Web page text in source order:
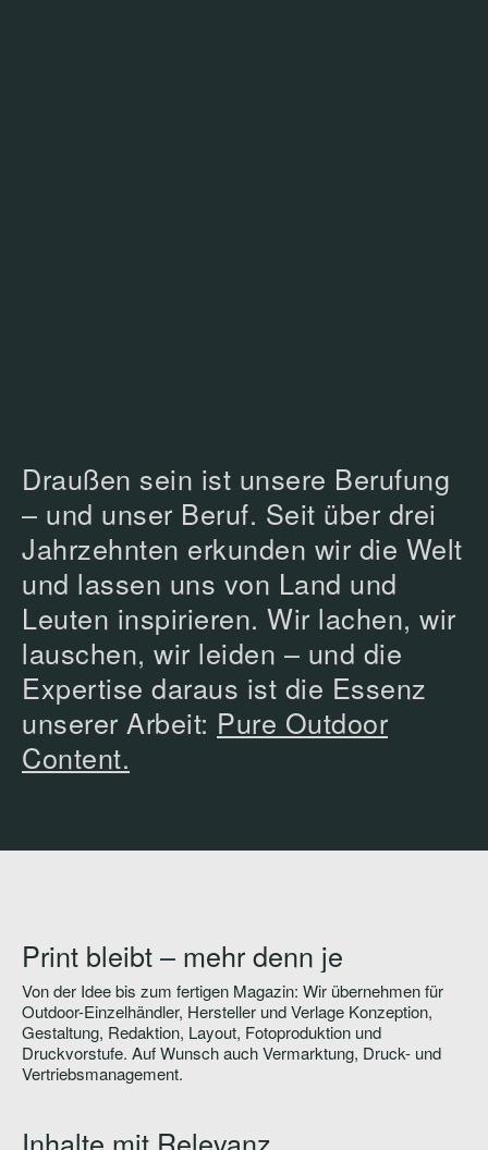
Draußen sein ist unsere Berufung
– und unser Beruf. Seit über drei
Jahrzehnten erkunden wir die Welt
und lassen uns von Land und
Leuten inspirieren. Wir lachen, wir
lauschen, wir leiden – und die
Expertise daraus ist die Essenz
unserer Arbeit: Pure Outdoor
Content.
Print bleibt – mehr denn je
Von der Idee bis zum fertigen Magazin: Wir übernehmen für
Outdoor-Einzelhändler, Hersteller und Verlage Konzeption,
Gestaltung, Redaktion, Layout, Fotoproduktion und
Druckvorstufe. Auf Wunsch auch Vermarktung, Druck- und
Vertriebsmanagement.